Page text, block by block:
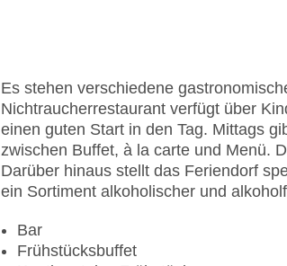
Es stehen verschiedene
Nichtraucherrestaurant verfügt über
einen guten Start in den Tag. Mittags
zwischen Buffet, à la carte und Menü.
Darüber hinaus stellt das Feriendorf
ein Sortiment alkoholischer und
Bar
Frühstücksbuffet